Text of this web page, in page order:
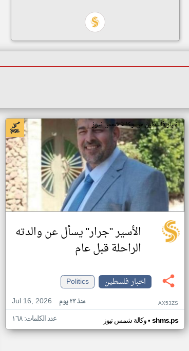
اخبار فلسطين من وكالة شمس نيوز
الأسير "جرار" يسأل عن والدته
الراحلة قبل عام
اخبار فلسطين
Politics
Jul 16, 2026
منذ ٢٣ يوم AX53ZS
وكالة شمس نيوز• shms.ps عدد الكلمات: ١٦٨